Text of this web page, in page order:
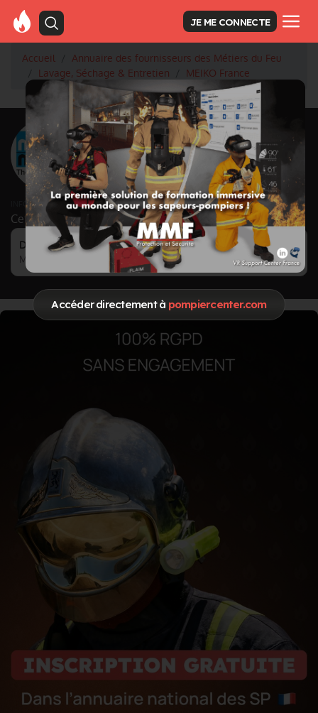
Accéder directement à pompiercenter.com
JE ME CONNECTE
Accueil
Annuaire des fournisseurs des Métiers du Feu
Lavage, Séchage & Entretien
MEIKO France
<Retour à la liste des fournisseurs
MEIKO France
Activité principale
Lavage, Séchage & Entretien
INFORMATIONS MISES À JOUR LE 12/12/2023
Cette page est gérée par :
Devaux Guillaume
MEIKO FRANCE